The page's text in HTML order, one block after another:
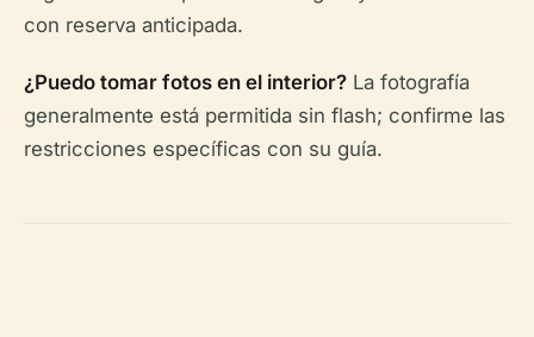
con reserva anticipada.
¿Puedo tomar fotos en el interior? La fotografía
generalmente está permitida sin flash; confirme las
restricciones específicas con su guía.